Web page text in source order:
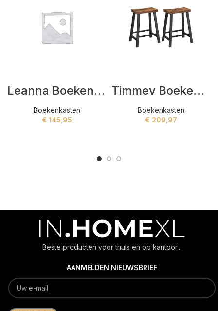
Leanna Boekenkasten Bruin,Zwart
Boekenkasten
€ 145,95
Timmey Boekenkasten Bruin,Zwart
Boekenkasten
€ 209,97
Beste producten voor thuis en op kantoor...
AANMELDEN NIEUWSBRIEF